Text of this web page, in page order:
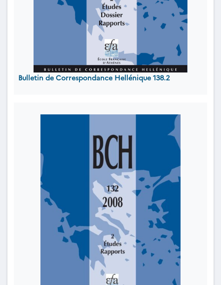
Bulletin de Correspondance Hellénique 138.2